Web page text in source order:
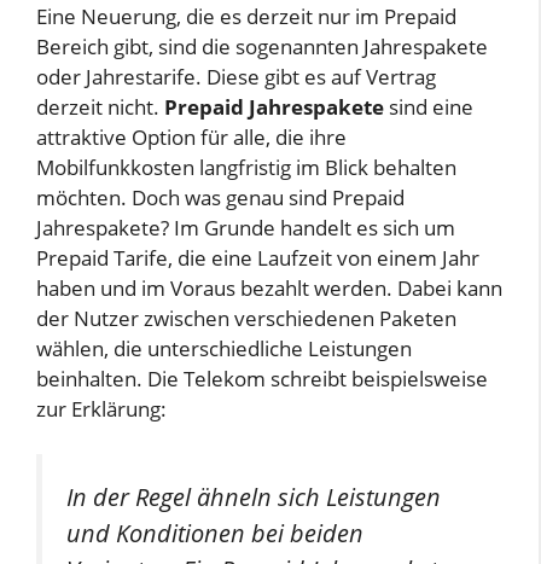
Eine Neuerung, die es derzeit nur im Prepaid
Bereich gibt, sind die sogenannten Jahrespakete
oder Jahrestarife. Diese gibt es auf Vertrag
derzeit nicht. Prepaid Jahrespakete sind eine
attraktive Option für alle, die ihre
Mobilfunkkosten langfristig im Blick behalten
möchten. Doch was genau sind Prepaid
Jahrespakete? Im Grunde handelt es sich um
Prepaid Tarife, die eine Laufzeit von einem Jahr
haben und im Voraus bezahlt werden. Dabei kann
der Nutzer zwischen verschiedenen Paketen
wählen, die unterschiedliche Leistungen
beinhalten. Die Telekom schreibt beispielsweise
zur Erklärung:
In der Regel ähneln sich Leistungen
und Konditionen bei beiden